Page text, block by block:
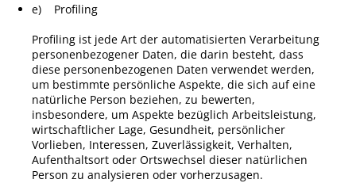
e) Profiling
Profiling ist jede Art der automatisierten Verarbeitung
personenbezogener Daten, die darin besteht, dass
diese personenbezogenen Daten verwendet werden,
um bestimmte persönliche Aspekte, die sich auf eine
natürliche Person beziehen, zu bewerten,
insbesondere, um Aspekte bezüglich Arbeitsleistung,
wirtschaftlicher Lage, Gesundheit, persönlicher
Vorlieben, Interessen, Zuverlässigkeit, Verhalten,
Aufenthaltsort oder Ortswechsel dieser natürlichen
Person zu analysieren oder vorherzusagen.